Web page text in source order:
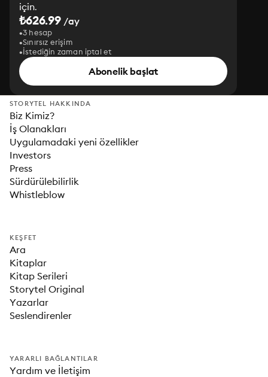
için.
₺626.99 /ay
3 hesap
Sınırsız erişim
İstediğin zaman iptal et
Abonelik başlat
STORYTEL HAKKINDA
Biz Kimiz?
İş Olanakları
Uygulamadaki yeni özellikler
Investors
Press
Sürdürülebilirlik
Whistleblow
KEŞFET
Ara
Kitaplar
Kitap Serileri
Storytel Original
Yazarlar
Seslendirenler
YARARLI BAĞLANTILAR
Yardım ve İletişim